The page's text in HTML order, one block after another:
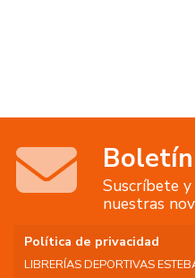
Suscríbete
nuestras
Política de privacidad
LIBRERÍAS DEPORTIVAS